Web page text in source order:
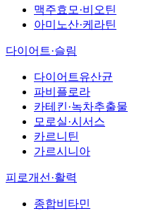
맥주효모·비오틴
아미노산·케라틴
다이어트·슬림
다이어트유산균
파비플로라
카테킨·녹차추출물
모로실·시서스
카르니틴
가르시니아
피로개선·활력
종합비타민